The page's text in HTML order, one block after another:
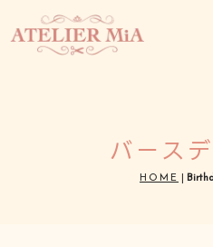
バース
HOME